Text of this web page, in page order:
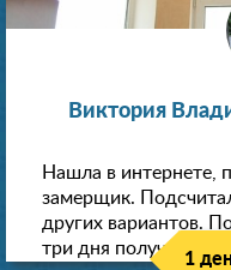
Виктория
Нашла в интернете,
замерщик.
других вариантов.
три дня получили
1